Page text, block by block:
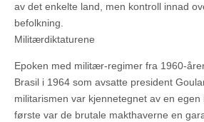
av det enkelte land, men kontroll innad
befolkning.
Militærdiktaturene
Epoken med militær-regimer fra 1960-
Brasil i 1964 som avsatte president
militarismen var kjennetegnet av en
første var de brutale makthaverne en